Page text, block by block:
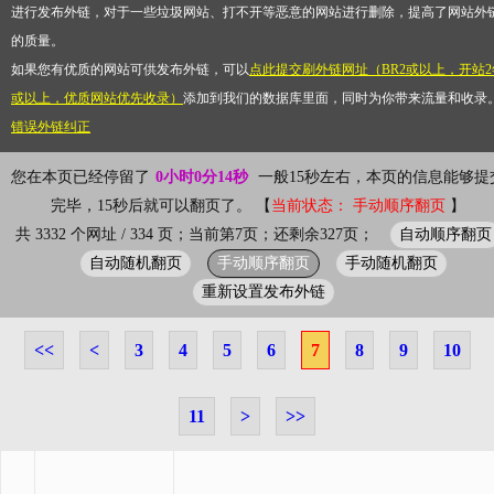
进行发布外链，对于一些垃圾网站、打不开等恶意的网站进行删除，提高了网站外
的质量。
如果您有优质的网站可供发布外链，可以点此提交刷外链网址（BR2或以上，开站
或以上，优质网站优先收录） 添加到我们的数据库里面，同时为你带来流量和收录
错误外链纠正
您在本页已经停留了 0小时0分15秒 一般15秒左右，本页的信息能够提
完毕，15秒后就可以翻页了。 【 当前状态： 手动顺序翻页 】
共 3332 个网址 / 334 页；当前第7页；还剩余327页；
自动顺序翻页
自动随机翻页
手动顺序翻页
手动随机翻页
重新设置发布外链
<< < 3 4 5 6 7 8 9 10
11 > >>